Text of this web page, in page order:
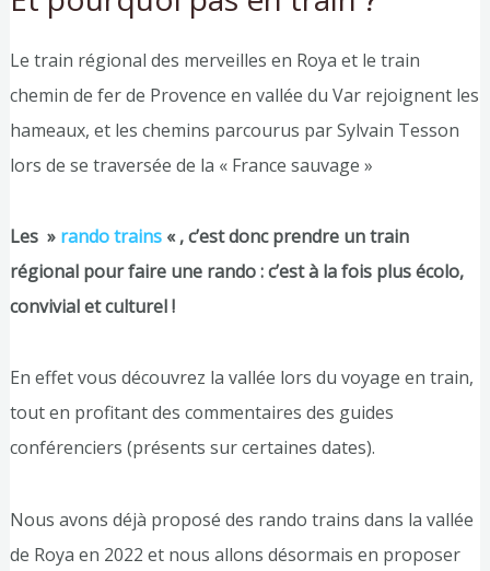
Le train régional des merveilles en Roya et le train
chemin de fer de Provence en vallée du Var rejoignent les
hameaux, et les chemins parcourus par Sylvain Tesson
lors de se traversée de la « France sauvage »
Les » rando trains« , c’est donc prendre un train
régional pour faire une rando : c’est à la fois plus écolo,
convivial et culturel !
En effet vous découvrez la vallée lors du voyage en train,
tout en profitant des commentaires des guides
conférenciers (présents sur certaines dates).
Nous avons déjà proposé des rando trains dans la vallée
de Roya en 2022 et nous allons désormais en proposer